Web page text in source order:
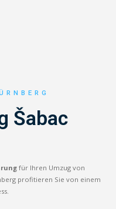
Šabac
für Ihren Umzug von
profitieren Sie von einem